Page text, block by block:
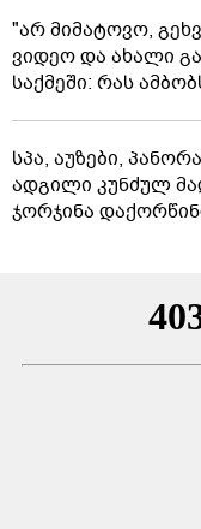
"არ მიმატოვო,
ვიდეო და ახალი
საქმეში: რას
სპა, აუზები,
ადგილი კუნძულ
ჯორჯინა